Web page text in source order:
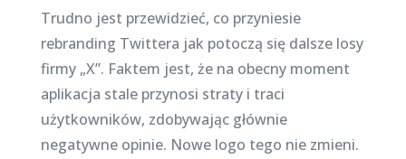
Trudno jest przewidzieć, co przyniesie
rebranding Twittera jak potoczą się dalsze losy
firmy „X”. Faktem jest, że na obecny moment
aplikacja stale przynosi straty i traci
użytkowników, zdobywając głównie
negatywne opinie. Nowe logo tego nie zmieni.